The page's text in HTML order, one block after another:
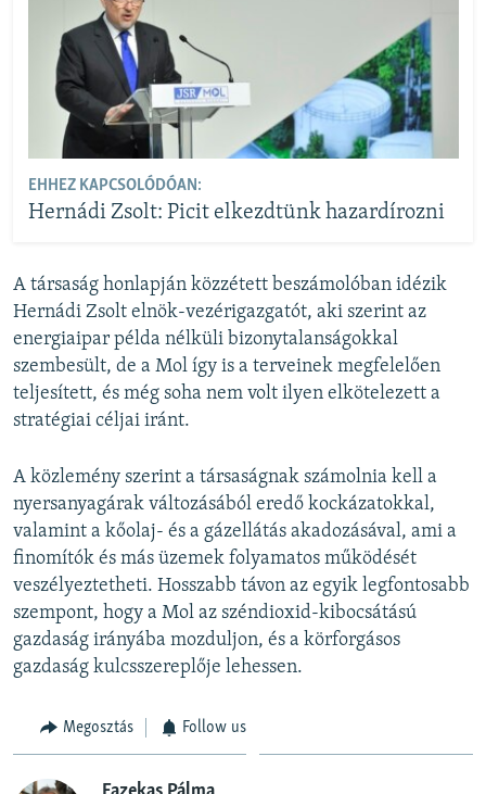
EHHEZ KAPCSOLÓDÓAN:
Hernádi Zsolt: Picit elkezdtünk hazardírozni
A társaság honlapján közzétett beszámolóban idézik
Hernádi Zsolt elnök-vezérigazgatót, aki szerint az
energiaipar példa nélküli bizonytalanságokkal
szembesült, de a Mol így is a terveinek megfelelően
teljesített, és még soha nem volt ilyen elkötelezett a
stratégiai céljai iránt.
A közlemény szerint a társaságnak számolnia kell a
nyersanyagárak változásából eredő kockázatokkal,
valamint a kőolaj- és a gázellátás akadozásával, ami a
finomítók és más üzemek folyamatos működését
veszélyeztetheti. Hosszabb távon az egyik legfontosabb
szempont, hogy a Mol az széndioxid-kibocsátású
gazdaság irányába mozduljon, és a körforgásos
gazdaság kulcsszereplője lehessen.
Megosztás Follow us